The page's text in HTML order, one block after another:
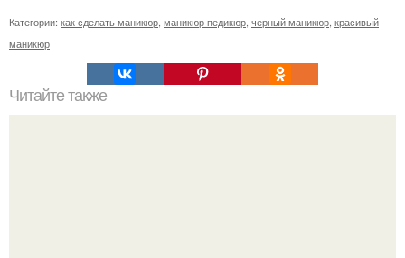
Категории: как сделать маникюр маникюр педикюр черный маникюр красивый
маникюр
Читайте также